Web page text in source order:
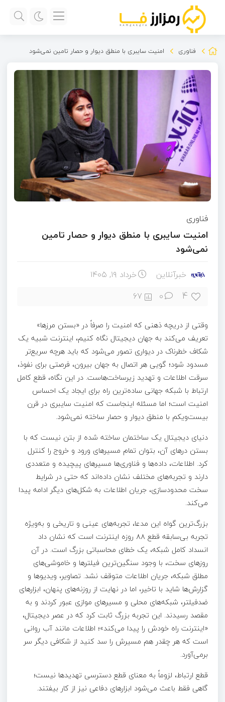
فناوری امنیت سایبری با منطق دیوار و حصار تامین نمی‌شود
فناوری
امنیت سایبری با منطق دیوار و حصار تامین
نمی‌شود
خبرآنلاین خرداد ۱۹, ۱۴۰۵
4
0
67
وقتی از دریچه ذهنی که امنیت را صرفاً در «بستن مرزها»
تعریف می‌کند به جهان دیجیتال نگاه کنیم، اینترنت شبیه یک
شکاف خطرناک در دیواری تصور می‌شود که باید هرچه سریع‌تر
مسدود شود؛ گویی هر اتصال به جهان بیرون، فرصتی برای نفوذ،
سرقت اطلاعات و تهدید زیرساخت‌هاست. در این نگاه، قطع کامل
ارتباط با شبکه جهانی ساده‌ترین راه برای ایجاد یک احساس
امنیت است؛ اما مسئله اینجاست که امنیت سایبری در قرن
بیست‌ویکم با منطق دیوار و حصار ساخته نمی‌شود.
دنیای دیجیتال یک ساختمان ساخته شده از بتن نیست که با
بستن درهای آن، بتوان تمام مسیرهای ورود و خروج را کنترل
کرد. اطلاعات، داده‌ها و فناوری‌ها مسیرهای پیچیده و متعددی
دارند و تجربه‌های مختلف نشان داده‌اند که حتی در شرایط
سخت محدودسازی، جریان اطلاعات به شکل‌های دیگر ادامه پیدا
می‌کند.
بزرگ‌ترین گواه این مدعا، تجربه‌های عینی و تاریخی و به‌ویژه
تجربه بی‌سابقه قطع ۸۸ روزه اینترنت است که نشان داد
انسداد کامل شبکه، یک خطای محاسباتی بزرگ است. در آن
روزهای سخت، با وجود سنگین‌ترین فیلترها و خاموشی‌های
مطلق شبکه، جریان اطلاعات متوقف نشد. تصاویر، ویدیوها و
گزارش‌ها شاید با تاخیر، اما در نهایت از روزنه‌های پنهان، ابزارهای
ضدفیلتر، شبکه‌های محلی و مسیرهای موازی عبور کردند و به
مقصد رسیدند. این تجربه بزرگ ثابت کرد که در عصر دیجیتال،
«اینترنت راه خودش را پیدا می‌کند»؛ اطلاعات مانند آب روانی
است که هر چقدر هم مسیرش را سد کنید از شکافی دیگر سر
برمی‌آورد.
قطع ارتباط، لزوماً به معنای قطع دسترسی تهدیدها نیست؛
گاهی فقط باعث می‌شود ابزارهای دفاعی نیز از کار بیفتند.